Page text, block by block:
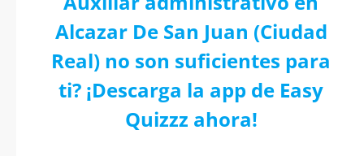
Alcazar De San Juan (Ciudad
Real) no son suficientes para
ti? ¡Descarga la app de Easy
Quizzz ahora!